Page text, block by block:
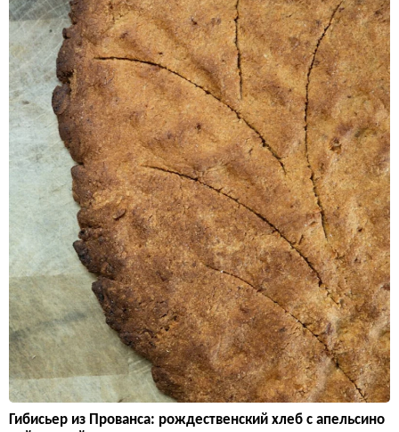
Гибисьер из Прованса: рождественский хлеб с апельсино